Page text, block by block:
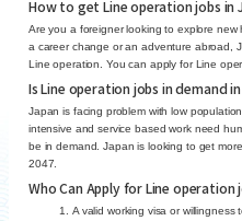
How to get Line operation jobs in
Are you a foreigner looking to explore new
a career change or an adventure abroad,
Line operation. You can apply for Line
Is Line operation jobs in demand in
Japan is facing problem with low
intensive and service based work need
be in demand. Japan is looking to get
2047.
Who Can Apply for Line operation
A valid working visa or willingness